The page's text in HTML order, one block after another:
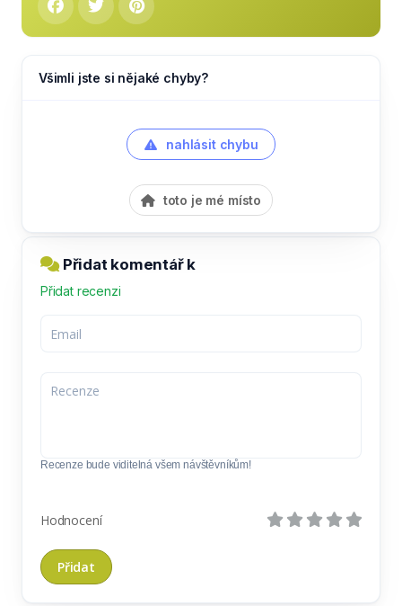
Všimli jste si nějaké chyby?
nahlásit chybu
toto je mé místo
Přidat komentář k
Přidat recenzi
Recenze bude viditelná všem návštěvníkům!
Hodnocení